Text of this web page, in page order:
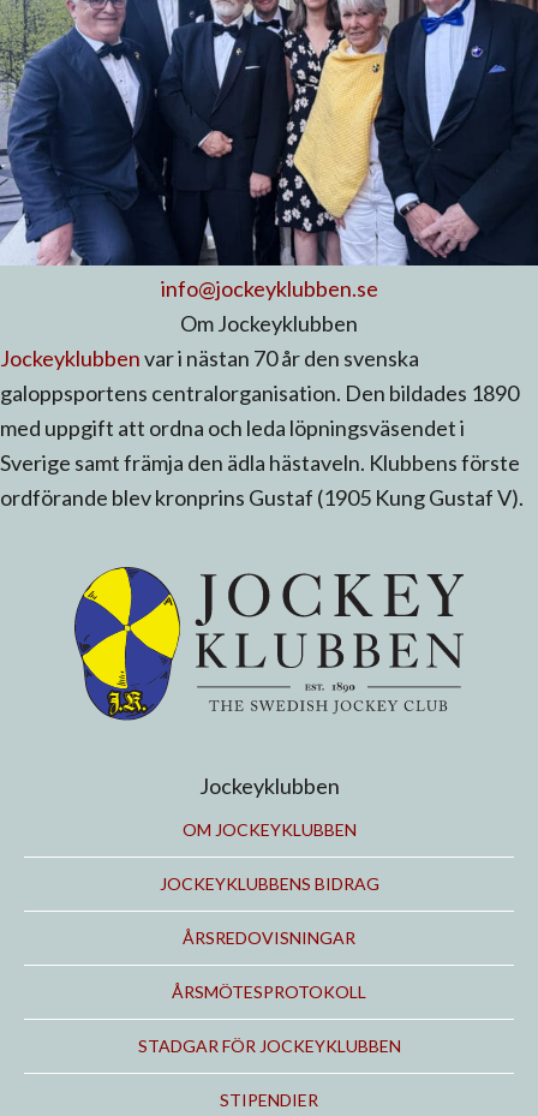
info@jockeyklubben.se
Om Jockeyklubben
Jockeyklubbenvar i nästan 70 år den svenska
galoppsportens centralorganisation. Den bildades 1890
med uppgift att ordna och leda löpningsväsendet i
Sverige samt främja den ädla hästaveln. Klubbens förste
ordförande blev kronprins Gustaf (1905 Kung Gustaf V).
Jockeyklubben
OM JOCKEYKLUBBEN
JOCKEYKLUBBENS BIDRAG
ÅRSREDOVISNINGAR
ÅRSMÖTESPROTOKOLL
STADGAR FÖR JOCKEYKLUBBEN
STIPENDIER